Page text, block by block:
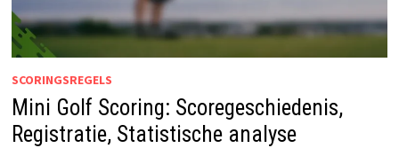
SCORINGSREGELS
Mini Golf Scoring: Scoregeschiedenis,
Registratie, Statistische analyse